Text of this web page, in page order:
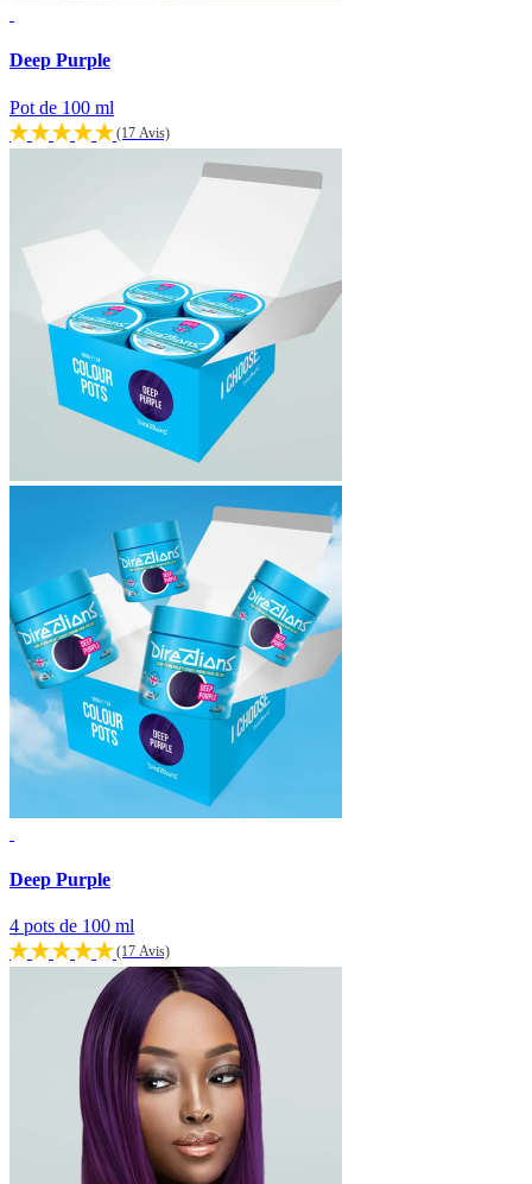
Deep Purple
Pot de 100 ml
(17 Avis)
Deep Purple
4 pots de 100 ml
(17 Avis)